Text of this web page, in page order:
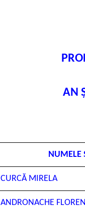
AN
NUMELE
CURCĂ MIRELA
ANDRONACHE